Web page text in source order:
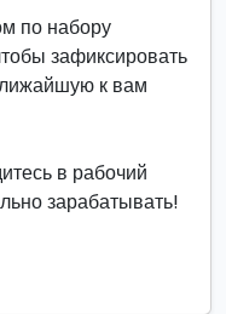
по набору
зафиксировать
к вам
в рабочий
зарабатывать!